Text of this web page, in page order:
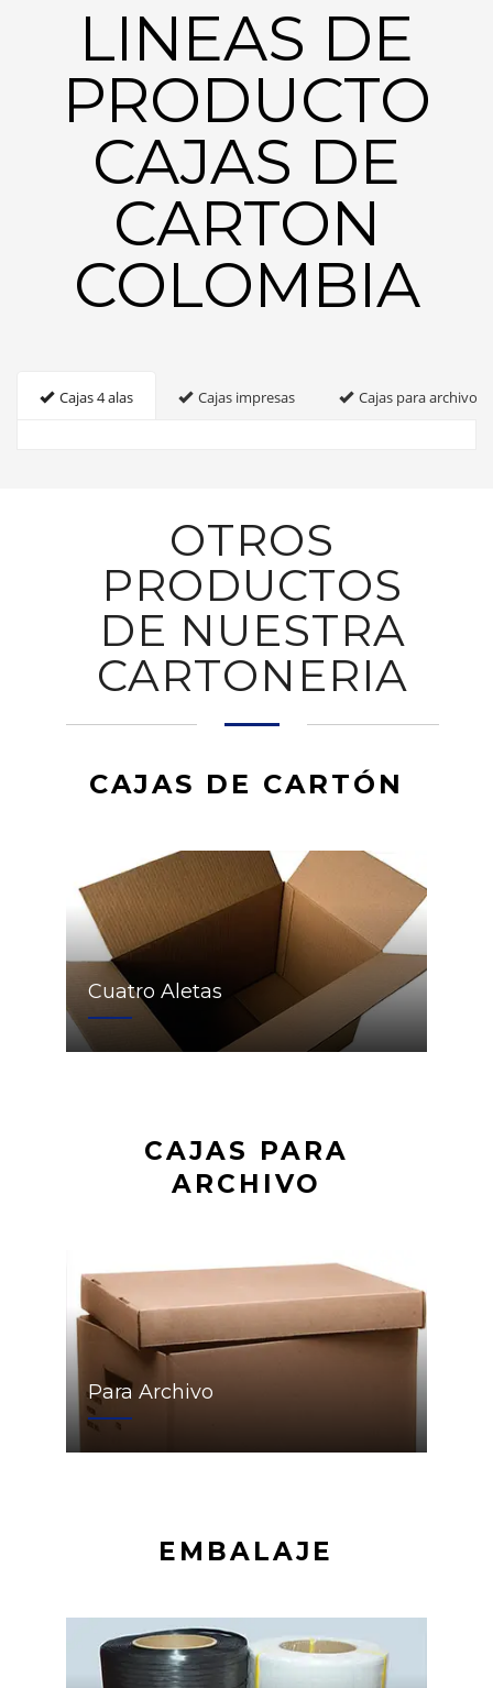
LINEAS DE
PRODUCTO
CAJAS DE
CARTON
COLOMBIA
Cajas 4 alas Cajas impresas Cajas para archivo
OTROS
PRODUCTOS
DE NUESTRA
CARTONERIA
CAJAS DE CARTÓN
Cuatro Aletas
CAJAS PARA
ARCHIVO
Para Archivo
EMBALAJE